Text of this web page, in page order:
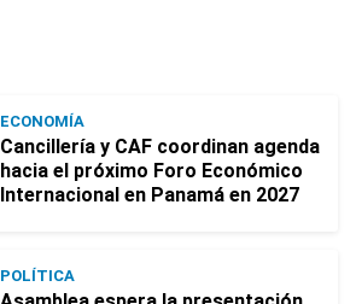
ECONOMÍA
Cancillería y CAF coordinan agenda
hacia el próximo Foro Económico
Internacional en Panamá en 2027
POLÍTICA